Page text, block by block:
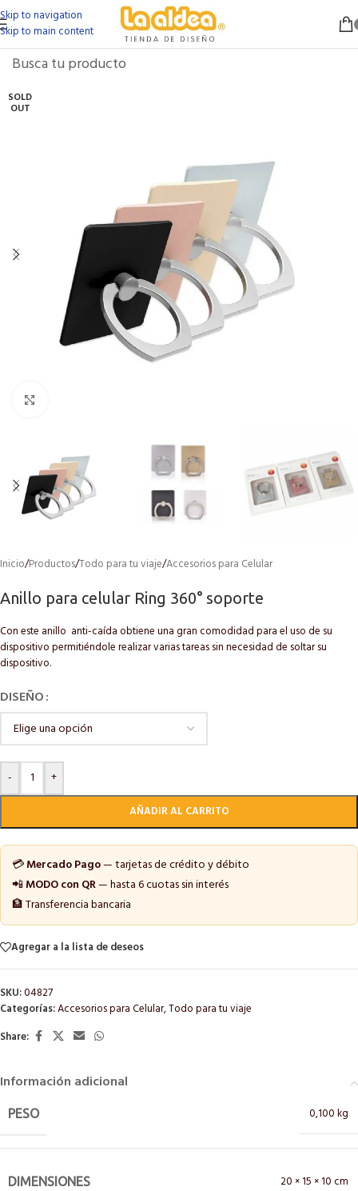
Skip to navigation
Skip to main content
SOLD
OUT
Inicio/Productos/Todo para tu viaje/Accesorios para Celular
Anillo para celular Ring 360° soporte
Con este anillo anti-caída obtiene una gran comodidad para el uso de su
dispositivo permitiéndole realizar varias tareas sin necesidad de soltar su
dispositivo.
DISEÑO
-
+
AÑADIR AL CARRITO
💳Mercado Pago— tarjetas de crédito y débito
📲MODO con QR— hasta 6 cuotas sin interés
🏦 Transferencia bancaria
Agregar a la lista de deseos
SKU:04827
Categorías:Accesorios para Celular,Todo para tu viaje
Share:
Información adicional
PESO 0,100 kg
DIMENSIONES 20 × 15 × 10 cm